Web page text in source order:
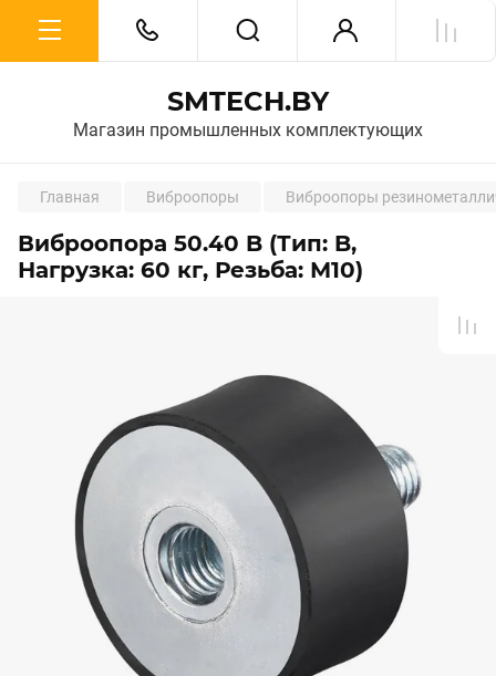
SMTECH.BY
Магазин промышленных комплектующих
Главная Виброопоры Виброопоры
Виброопора 50.40 B (Тип: B,
Нагрузка: 60 кг, Резьба: М10)